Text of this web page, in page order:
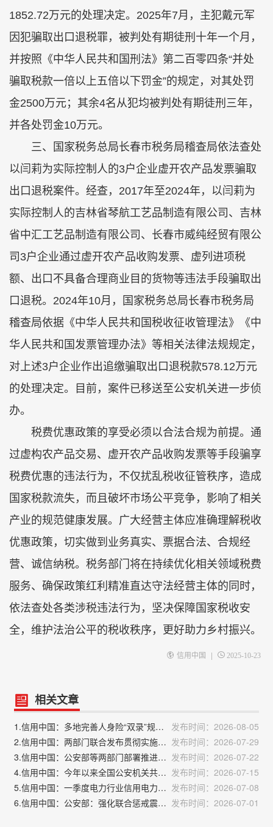
1852.72万元的处理决定。2025年7月，主犯戴元军
因犯骗取出口退税罪，被判处有期徒刑十年一个月，
并按照《中华人民共和国刑法》第二百零四条“并处
骗取税款一倍以上五倍以下罚金”的规定，对其处罚
金2500万元；其余4名从犯均被判处有期徒刑三年，
并各处罚金10万元。
三、国家税务总局长春市税务局稽查局依法查处
以闫莉为实际控制人的3户企业虚开农产品发票骗取
出口退税案件。经查，2017年至2024年，以闫莉为
实际控制人的吉林省琴航工艺品制造有限公司、吉林
省中汇工艺品制造有限公司、长春市威纯经贸有限公
司3户企业通过虚开农产品收购发票、虚列进项税
额、出口不具备合理商业目的货物等违法手段骗取出
口退税。2024年10月，国家税务总局长春市税务局
稽查局依据《中华人民共和国税收征收管理法》《中
华人民共和国发票管理办法》等相关法律法规规定，
对上述3户企业作出追缴骗取出口退税款578.12万元
的处理决定。目前，案件已移送至公安机关进一步侦
办。
税费优惠政策的享受必须以合法合规为前提。通
过虚构农产品交易、虚开农产品收购发票等手段骗享
税费优惠的违法行为，不仅扰乱税收征管秩序，造成
国家税款流失，而且破坏市场公平竞争，影响了相关
产业的规范健康发展。广大经营主体应准确理解税收
优惠政策，切实做到业务真实、票据合法、合规经
营、诚信纳税。税务部门将在持续优化相关领域税费
服务、确保政策红利精准直达守法经营主体的同时，
依法查处各类涉税违法行为，坚决保障国家税收安
全，维护法治公平的税收秩序，更好助力乡村振兴。
信用中国 | 2025-10-23
相关文章
1.信用中国：多地完善人身险“双录”规则 持续规范保险销售行为
发布时间：2026-08-05
2.信用中国：两部门联合发布贯彻实施民营经济促进法典型案例 发布时间：2026-07-29
3.信用中国：公安部等两部门部署推进打击防范文物犯罪专项行动 发布时间：2026-07-22
4.信用中国：今年以来全国公安机关共查处网络谣言案8000余起 发布时间：2026-07-15
5.信用中国：一季度电力行业信用电力指数同比小幅增长 发布时间：2026-07-08
6.信用中国：公安部：强化联合惩戒震慑电诈“工具人” 发布时间：2026-07-01